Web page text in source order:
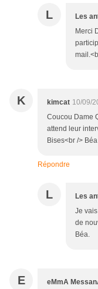
L Les
Merci
K kimcat 10/09/
Coucou Dame
attend leur
Bises<br />
Répondre
L Les
Je
de
Béa.
E eMmA